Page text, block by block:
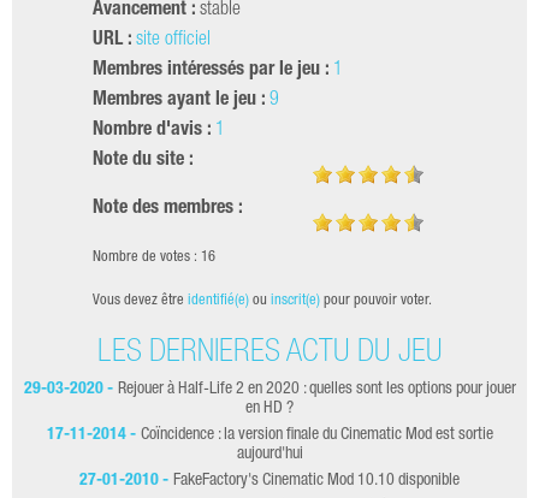
Avancement : stable
URL : site officiel
Membres intéressés par le jeu : 1
Membres ayant le jeu : 9
Nombre d'avis : 1
Note du site :
Note des membres :
Nombre de votes : 16
Vous devez être identifié(e) ou inscrit(e) pour pouvoir voter.
LES DERNIÈRES ACTU DU JEU
29-03-2020 - Rejouer à Half-Life 2 en 2020 : quelles sont les options pour jouer
en HD ?
17-11-2014 - Coïncidence : la version finale du Cinematic Mod est sortie
aujourd'hui
27-01-2010 - FakeFactory's Cinematic Mod 10.10 disponible